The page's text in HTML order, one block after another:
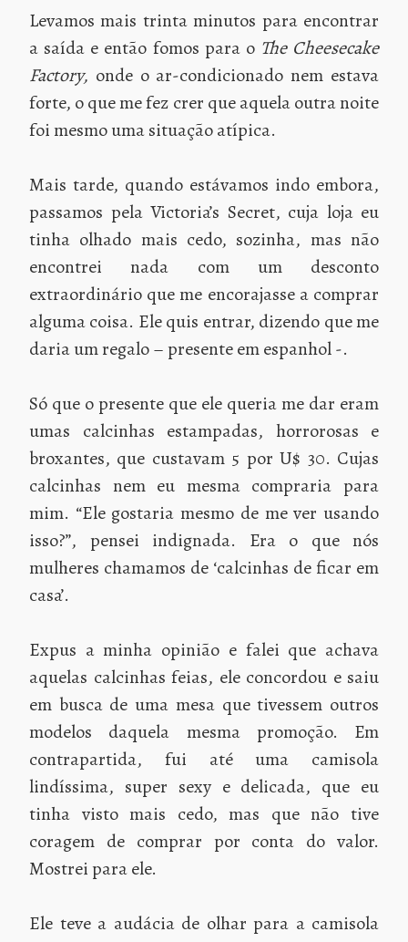
Levamos mais trinta minutos para encontrar
a saída e então fomos para o The Cheesecake
Factory, onde o ar-condicionado nem estava
forte, o que me fez crer que aquela outra noite
foi mesmo uma situação atípica.
Mais tarde, quando estávamos indo embora,
passamos pela Victoria’s Secret, cuja loja eu
tinha olhado mais cedo, sozinha, mas não
encontrei nada com um desconto
extraordinário que me encorajasse a comprar
alguma coisa. Ele quis entrar, dizendo que me
daria um regalo – presente em espanhol -.
Só que o presente que ele queria me dar eram
umas calcinhas estampadas, horrorosas e
broxantes, que custavam 5 por U$ 30. Cujas
calcinhas nem eu mesma compraria para
mim. “Ele gostaria mesmo de me ver usando
isso?”, pensei indignada. Era o que nós
mulheres chamamos de ‘calcinhas de ficar em
casa’.
Expus a minha opinião e falei que achava
aquelas calcinhas feias, ele concordou e saiu
em busca de uma mesa que tivessem outros
modelos daquela mesma promoção. Em
contrapartida, fui até uma camisola
lindíssima, super sexy e delicada, que eu
tinha visto mais cedo, mas que não tive
coragem de comprar por conta do valor.
Mostrei para ele.
Ele teve a audácia de olhar para a camisola